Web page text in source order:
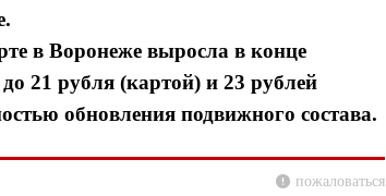
в Воронеже выросла в конце
21 рубля (картой) и 23 рублей
обновления подвижного состава.
пожаловаться